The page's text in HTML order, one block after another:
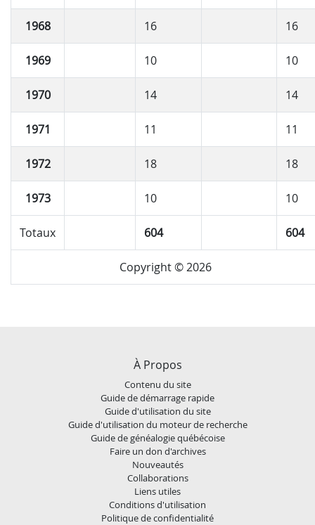
1968 16 16
1969 10 10
1970 14 14
1971 11 11
1972 18 18
1973 10 10
Totaux 604 604
Copyright © 2026
À Propos
Contenu du site
Guide de démarrage rapide
Guide d'utilisation du site
Guide d'utilisation du moteur de recherche
Guide de généalogie québécoise
Faire un don d'archives
Nouveautés
Collaborations
Liens utiles
Conditions d'utilisation
Politique de confidentialité